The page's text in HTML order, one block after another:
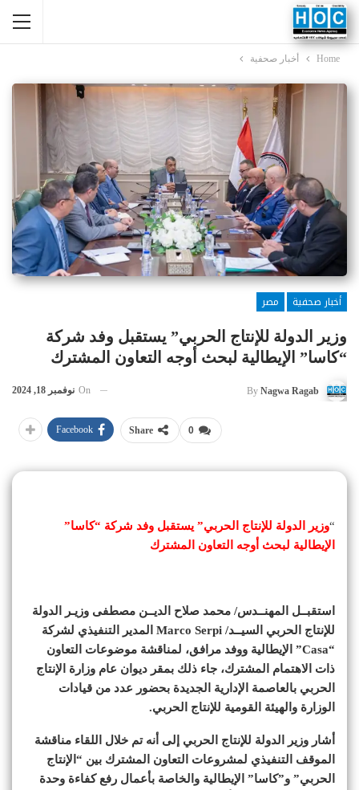
Home أخبار صحفية
أخبار صحفية
مصر
وزير الدولة للإنتاج الحربي” يستقبل وفد شركة
“كاسا” الإيطالية لبحث أوجه التعاون المشترك
By Nagwa Ragab
On نوفمبر 18, 2024
0
Share
Facebook
“وزير الدولة للإنتاج الحربي” يستقبل وفد شركة “كاسا”
الإيطالية لبحث أوجه التعاون المشترك
استقبــل المهنــدس/ محمد صلاح الديــن مصطفى وزيـر الدولة
للإنتاج الحربي السيــد/ Marco Serpi المدير التنفيذي لشركة
“Casa” الإيطالية ووفد مرافق، لمناقشة موضوعات التعاون
ذات الاهتمام المشترك، جاء ذلك بمقر ديوان عام وزارة الإنتاج
الحربي بالعاصمة الإدارية الجديدة بحضور عدد من قيادات
الوزارة والهيئة القومية للإنتاج الحربي.
أشار وزير الدولة للإنتاج الحربي إلى أنه تم خلال اللقاء مناقشة
الموقف التنفيذي لمشروعات التعاون المشترك بين “الإنتاج
الحربي” و”كاسا” الإيطالية والخاصة بأعمال رفع كفاءة وحدة